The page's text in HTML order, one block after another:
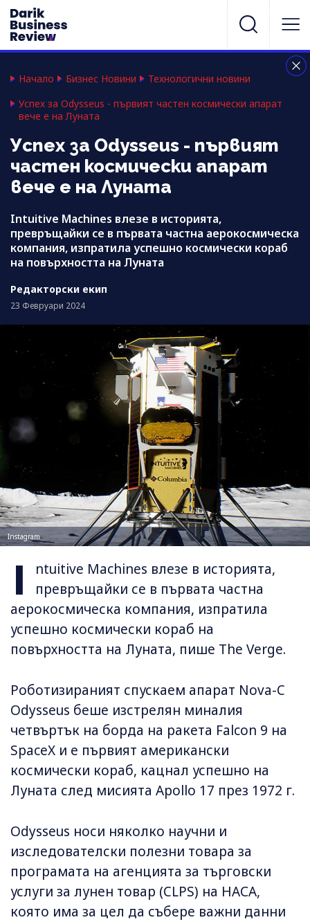
Начало Бизнес Новини
Технологични новини
Успех за Odysseus - първият частен космически апарат
вече е на Луната
Успех за Odysseus - първият
частен космически апарат
вече е на Луната
Intuitive Machines влезе в историята,
превръщайки се в първата частна аерокосмическа
компания, изпратила успешно космически кораб
на повърхността на Луната
Редакторски екип
23 Февруари 2024
Instagram
I
ntuitive Machines влезе в историята,
превръщайки се в първата частна
аерокосмическа компания, изпратила
успешно космически кораб на
повърхността на Луната, пише The Verge.
Роботизираният спускаем апарат Nova-C
Odysseus беше изстрелян миналия
четвъртък на борда на ракета Falcon 9 на
SpaceX и е първият американски
космически кораб, кацнал успешно на
Луната след мисията Apollo 17 през 1972 г.
Odysseus носи няколко научни и
изследователски полезни товара за
програмата на агенцията за търговски
услуги за лунен товар (CLPS) на НАСА,
която има за цел да събере важни данни